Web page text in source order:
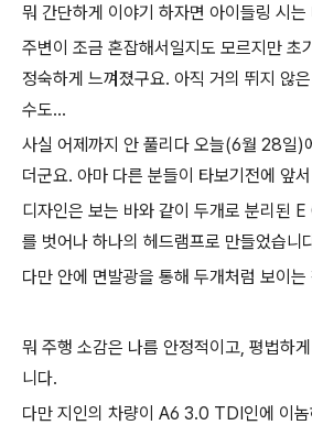
뭐 간단하게 이야기 하자면 아이들링 시
주변이 조금 혼잡해서일지도 모르지만 초
정숙하게 느껴졌구요. 아직 거의 뛰지 않
수도...
사실 어제까지 안 풀리다 오늘(6월 28일)
더군요. 아마 다른 분들이 타보기전에 앞
디자인은 보는 바와 같이 두개로 분리된
를 벗어나 하나의 헤드램프로 만들었습니
다만 안에 면발광을 통해 두개처럼 보이
뭐 주행 소감은 나름 안정적이고, 평법하
니다.
다만 지인의 차량이 A6 3.0 TDI인에 이